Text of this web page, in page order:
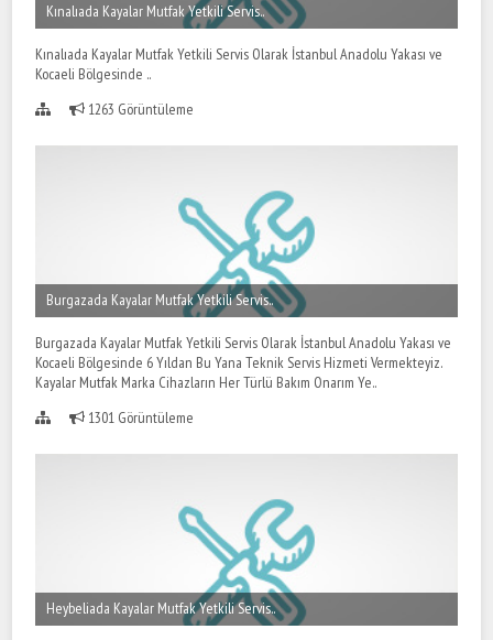
Kınalıada Kayalar Mutfak Yetkili Servis..
Kınalıada Kayalar Mutfak Yetkili Servis Olarak İstanbul Anadolu Yakası ve
Kocaeli Bölgesinde ..
1263 Görüntüleme
Burgazada Kayalar Mutfak Yetkili Servis..
Burgazada Kayalar Mutfak Yetkili Servis Olarak İstanbul Anadolu Yakası ve
Kocaeli Bölgesinde 6 Yıldan Bu Yana Teknik Servis Hizmeti Vermekteyiz.
Kayalar Mutfak Marka Cihazların Her Türlü Bakım Onarım Ye..
1301 Görüntüleme
Heybeliada Kayalar Mutfak Yetkili Servis..